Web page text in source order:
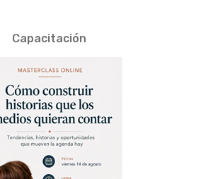
Capacitación